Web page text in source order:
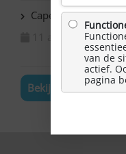
Capelle ad IJssel
11 augustus 2026
Bekijk de volledige
van de
actief.
pagina